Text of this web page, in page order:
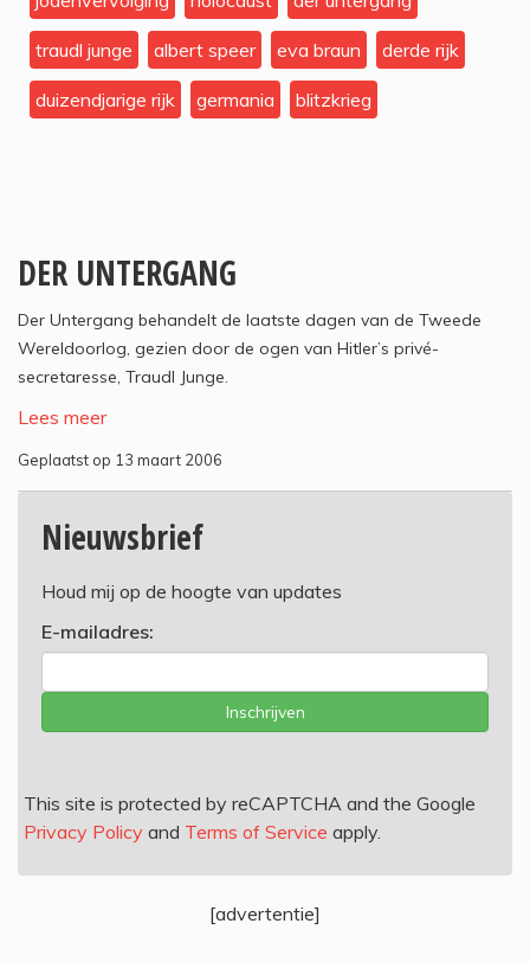
traudl junge albert speer eva braun derde rijk
duizendjarige rijk germania blitzkrieg
DER UNTERGANG
Der Untergang behandelt de laatste dagen van de Tweede
Wereldoorlog, gezien door de ogen van Hitler’s privé-
secretaresse, Traudl Junge.
Lees meer
Geplaatst op 13 maart 2006
Nieuwsbrief
Houd mij op de hoogte van updates
E-mailadres:
Inschrijven
This site is protected by reCAPTCHA and the Google
Privacy Policy and Terms of Service apply.
[advertentie]